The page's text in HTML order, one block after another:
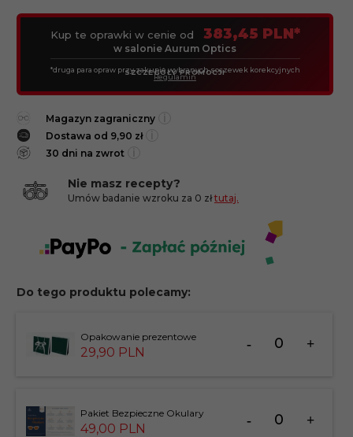
Kup te oprawki w cenie od 383,45 PLN*
w salonie Aurum Optics
*druga para opraw przy zakupie wybranych soczewek korekcyjnych
SZCZEGÓŁY PROMOCJI
Regulamin
Magazyn zagraniczny
Dostawa od 9,90 zł
30 dni na zwrot
Nie masz recepty?
Umów badanie wzroku za 0 złtutaj.
Do tego produktu polecamy:
Opakowanie prezentowe
29,90 PLN
dla
Pakiet Bezpieczne Okulary
49,00 PLN
dla